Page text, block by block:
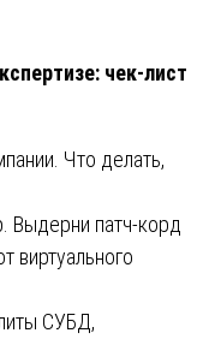
чек-лист
Что делать,
Выдерни патч-корд
виртуального
СУБД,